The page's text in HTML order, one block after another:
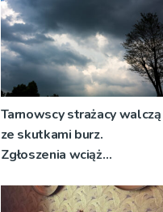
Tarnowscy strażacy walczą
ze skutkami burz.
Zgłoszenia wciąż